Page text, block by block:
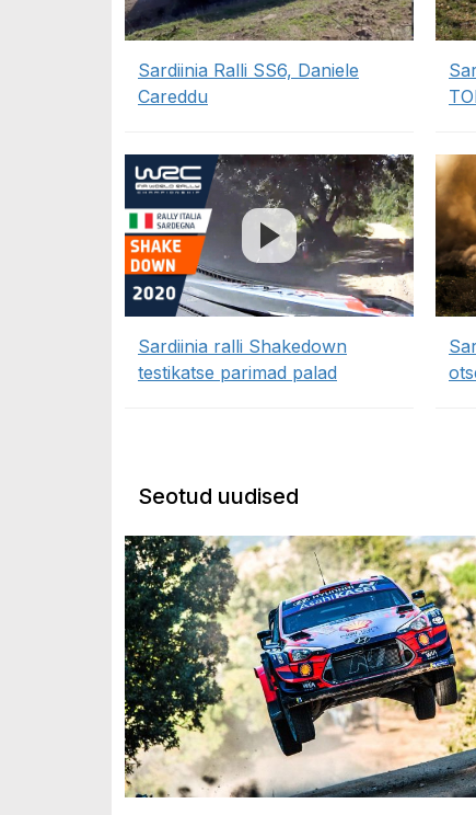
Sardiinia Ralli SS6, Daniele
Careddu
Sardiinia ralli Shakedown
testikatse parimad palad
Seotud uudised